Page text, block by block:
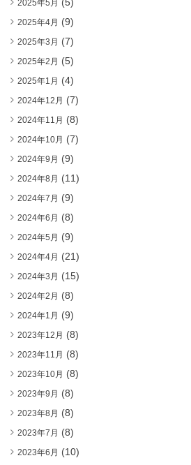
2025年5月 (5)
2025年4月 (9)
2025年3月 (7)
2025年2月 (5)
2025年1月 (4)
2024年12月 (7)
2024年11月 (8)
2024年10月 (7)
2024年9月 (9)
2024年8月 (11)
2024年7月 (9)
2024年6月 (8)
2024年5月 (9)
2024年4月 (21)
2024年3月 (15)
2024年2月 (8)
2024年1月 (9)
2023年12月 (8)
2023年11月 (8)
2023年10月 (8)
2023年9月 (8)
2023年8月 (8)
2023年7月 (8)
2023年6月 (10)